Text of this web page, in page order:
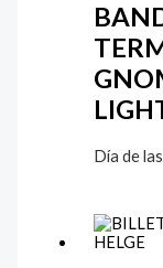
Día de